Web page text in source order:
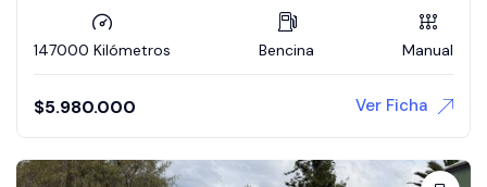
147000 Kilómetros Bencina Manual
$5.980.000 Ver Ficha